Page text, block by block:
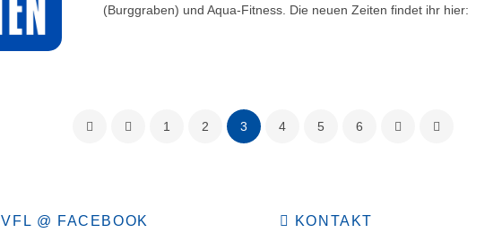
(Burggraben) und Aqua-Fitness. Die neuen Zeiten findet ihr hier:
1 2 3 4 5 6
VFL @ FACEBOOK KONTAKT